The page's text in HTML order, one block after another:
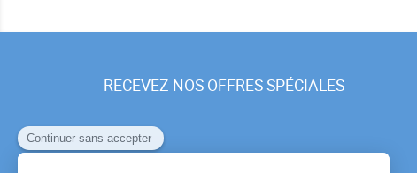
RECEVEZ NOS OFFRES SPÉCIALES